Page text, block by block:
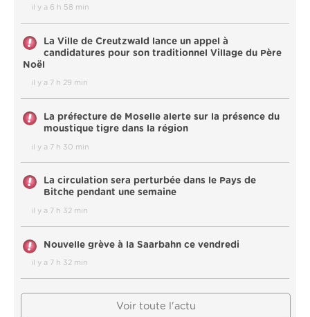
il y a 6 h 58 min
La Ville de Creutzwald lance un appel à
candidatures pour son traditionnel Village du Père
Noël
il y a 7 h 29 min
La préfecture de Moselle alerte sur la présence du
moustique tigre dans la région
il y a 7 h 30 min
La circulation sera perturbée dans le Pays de
Bitche pendant une semaine
il y a 7 h 32 min
Nouvelle grève à la Saarbahn ce vendredi
il y a 7 h 32 min
Voir toute l'actu